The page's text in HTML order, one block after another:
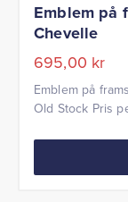
Emblem på
Chevelle
695,00 kr
Emblem på
Old Stock Pris